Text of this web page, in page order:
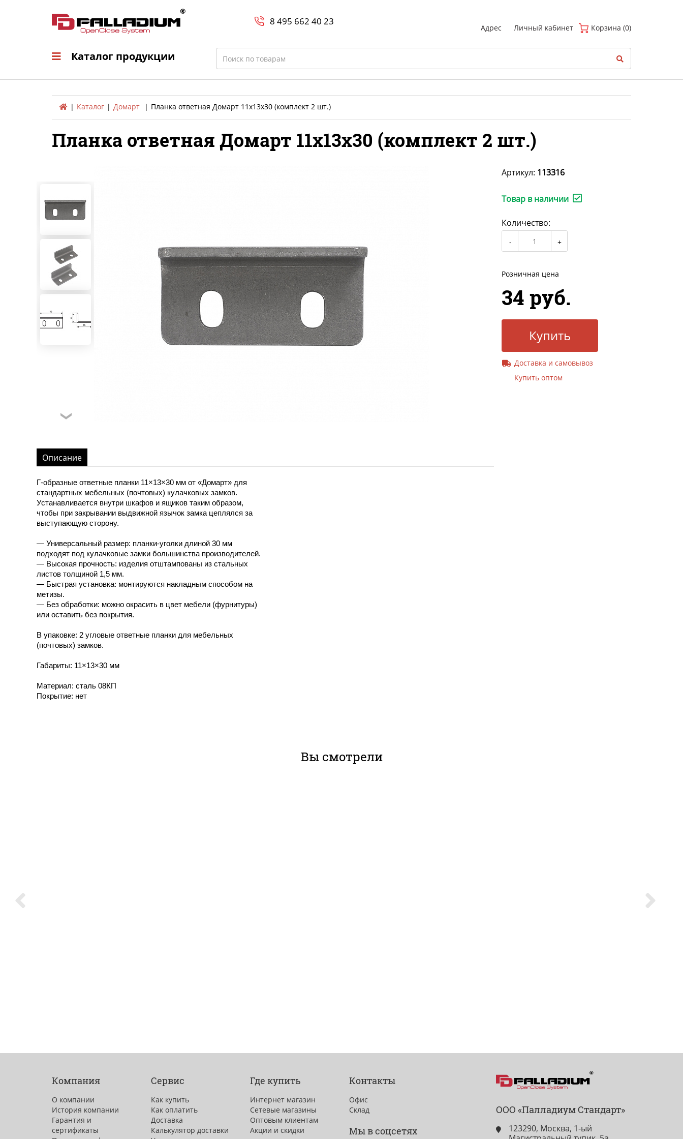
Каталог продукции 8 800-700-23-35
8 495 662 40 23
Адрес Личный кабинет Корзина (0)
Каталог продукции Search
Каталог Домарт Планка ответная Домарт 11х13х30 (комплект 2 шт.)
Планка ответная Домарт 11х13х30 (комплект 2 шт.)
Артикул: 113316
Товар в наличии
Количество:
Розничная цена
34 руб.
Купить
Доставка и самовывоз
Купить оптом
Описание
Г-образные ответные планки 11×13×30 мм от «Домарт» для
стандартных мебельных (почтовых) кулачковых замков.
Устанавливается внутри шкафов и ящиков таким образом,
чтобы при закрывании выдвижной язычок замка цеплялся за
выступающую сторону.
— Универсальный размер: планки-уголки длиной 30 мм
подходят под кулачковые замки большинства производителей.
— Высокая прочность: изделия отштампованы из стальных
листов толщиной 1,5 мм.
— Быстрая установка: монтируются накладным способом на
метизы.
— Без обработки: можно окрасить в цвет мебели (фурнитуры)
или оставить без покрытия.
В упаковке: 2 угловые ответные планки для мебельных
(почтовых) замков.
Габариты: 11×13×30 мм
Материал: сталь 08КП
Покрытие: нет
Вы смотрели
Компания
О компании
История компании
Гарантия и
сертификаты
Сервис
Как купить
Как оплатить
Доставка
Калькулятор доставки
Где купить
Интернет магазин
Сетевые магазины
Оптовым клиентам
Акции и скидки
Контакты
Офис
Склад
Мы в соцсетях
ООО «Палладиум Стандарт»
123290, Москва, 1-ый